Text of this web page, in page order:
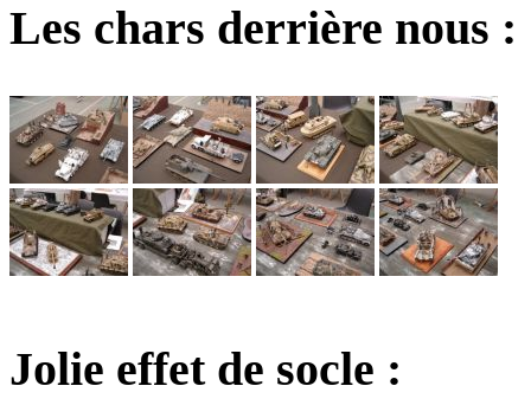
Les chars derrière nous :
Jolie effet de socle :